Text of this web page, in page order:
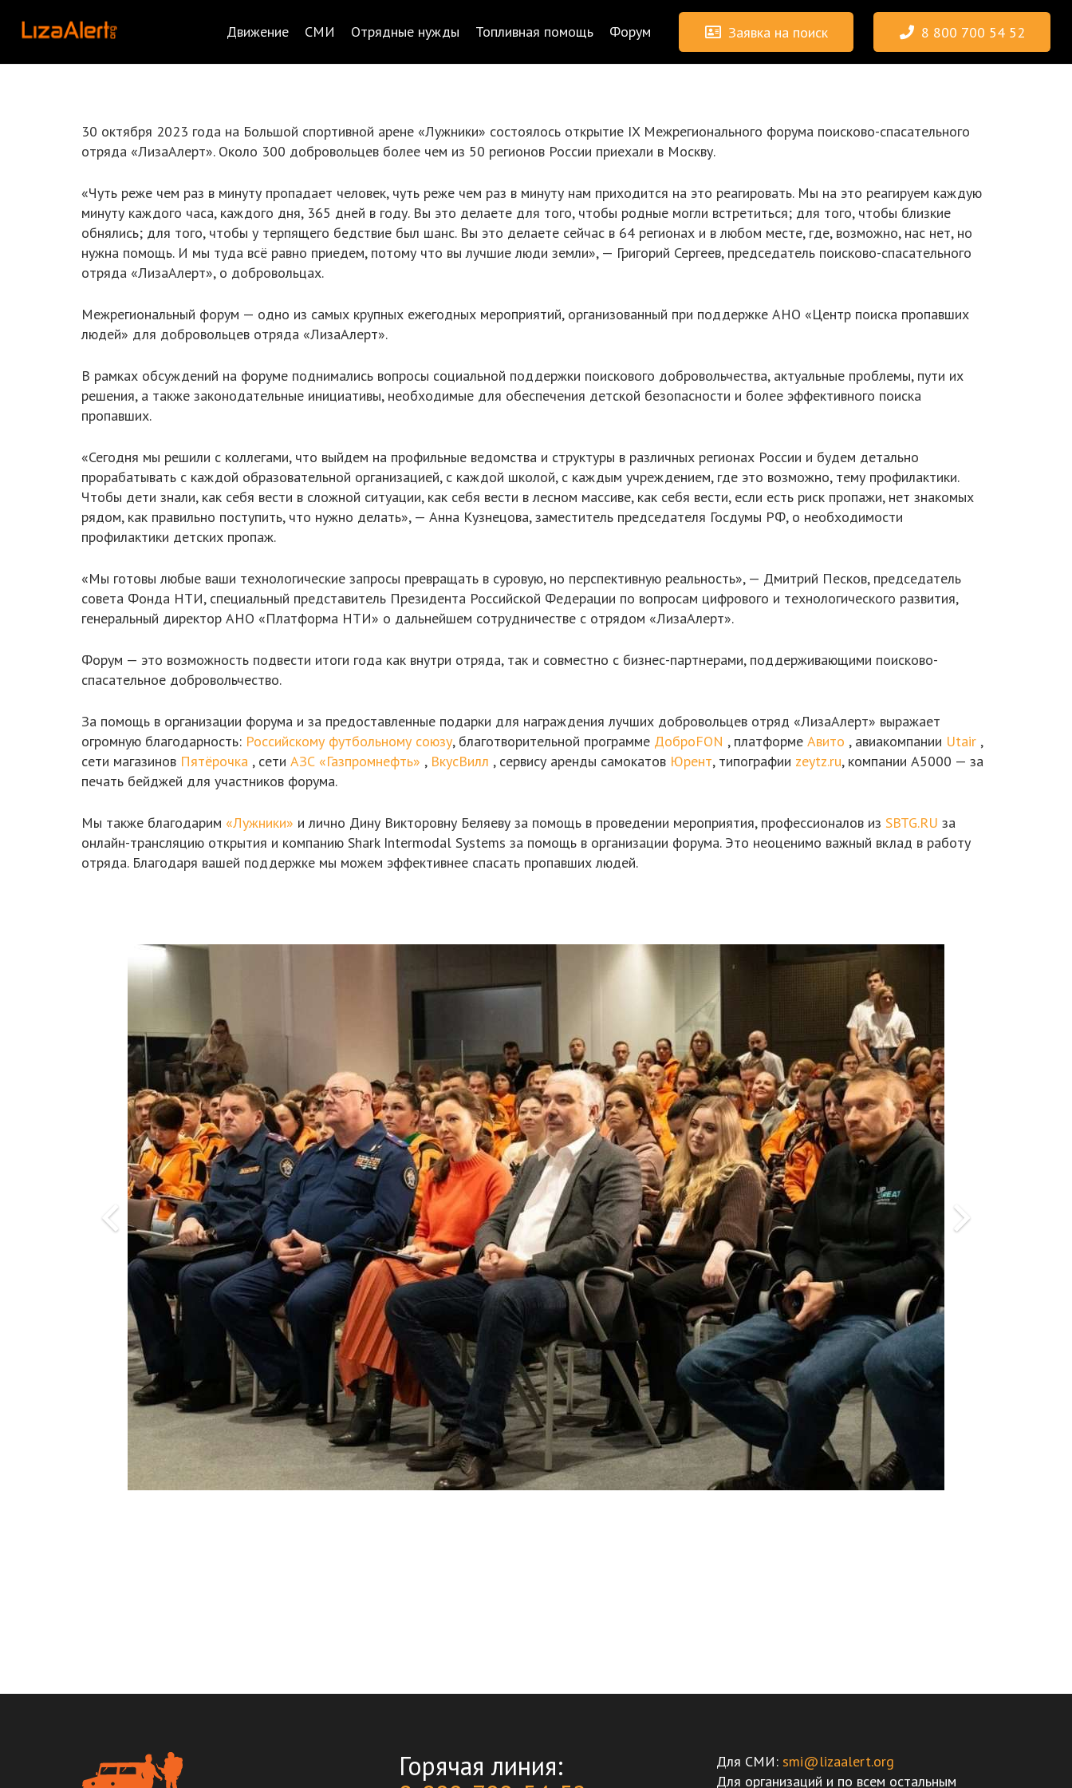
Движение СМИ Отрядные нужды Топливная помощь Форум Заявка на поиск 8 800 700 54 52
30 октября 2023 года на Большой спортивной арене «Лужники» состоялось открытие IX Межрегионального форума поисково-спасательного
отряда «ЛизаАлерт». Около 300 добровольцев более чем из 50 регионов России приехали в Москву.
«Чуть реже чем раз в минуту пропадает человек, чуть реже чем раз в минуту нам приходится на это реагировать. Мы на это реагируем каждую
минуту каждого часа, каждого дня, 365 дней в году. Вы это делаете для того, чтобы родные могли встретиться; для того, чтобы близкие
обнялись; для того, чтобы у терпящего бедствие был шанс. Вы это делаете сейчас в 64 регионах и в любом месте, где, возможно, нас нет, но
нужна помощь. И мы туда всё равно приедем, потому что вы лучшие люди земли», — Григорий Сергеев, председатель поисково-спасательного
отряда «ЛизаАлерт», о добровольцах.
Межрегиональный форум — одно из самых крупных ежегодных мероприятий, организованный при поддержке АНО «Центр поиска пропавших
людей» для добровольцев отряда «ЛизаАлерт».
В рамках обсуждений на форуме поднимались вопросы социальной поддержки поискового добровольчества, актуальные проблемы, пути их
решения, а также законодательные инициативы, необходимые для обеспечения детской безопасности и более эффективного поиска
пропавших.
«Сегодня мы решили с коллегами, что выйдем на профильные ведомства и структуры в различных регионах России и будем детально
прорабатывать с каждой образовательной организацией, с каждой школой, с каждым учреждением, где это возможно, тему профилактики.
Чтобы дети знали, как себя вести в сложной ситуации, как себя вести в лесном массиве, как себя вести, если есть риск пропажи, нет знакомых
рядом, как правильно поступить, что нужно делать», — Анна Кузнецова, заместитель председателя Госдумы РФ, о необходимости
профилактики детских пропаж.
«Мы готовы любые ваши технологические запросы превращать в суровую, но перспективную реальность», — Дмитрий Песков, председатель
совета Фонда НТИ, специальный представитель Президента Российской Федерации по вопросам цифрового и технологического развития,
генеральный директор АНО «Платформа НТИ» о дальнейшем сотрудничестве с отрядом «ЛизаАлерт».
Форум — это возможность подвести итоги года как внутри отряда, так и совместно с бизнес-партнерами, поддерживающими поисково-
спасательное добровольчество.
За помощь в организации форума и за предоставленные подарки для награждения лучших добровольцев отряд «ЛизаАлерт» выражает
огромную благодарность: Российскому футбольному союзу, благотворительной программе ДоброFON , платформе Авито , авиакомпании Utair ,
сети магазинов Пятёрочка , сети АЗС «Газпромнефть» , ВкусВилл , сервису аренды самокатов Юрент, типографии zeytz.ru, компании А5000 — за
печать бейджей для участников форума.
Мы также благодарим «Лужники» и лично Дину Викторовну Беляеву за помощь в проведении мероприятия, профессионалов из SBTG.RU за
онлайн-трансляцию открытия и компанию Shark Intermodal Systems за помощь в организации форума. Это неоценимо важный вклад в работу
отряда. Благодаря вашей поддержке мы можем эффективнее спасать пропавших людей.
Горячая линия:
Для СМИ: smi@lizaalert.org
Для организаций и по всем остальным